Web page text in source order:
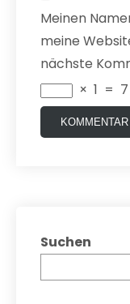
Meinen
meine
nächste
× 1 = 7
Suchen